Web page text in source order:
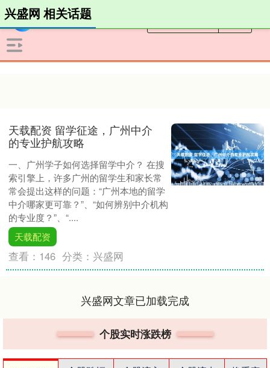
兴盛网 相关话题
天载配资 留学征途，广州中介
的专业护航攻略
一、广州学子如何选择留学中介？ 在搜
索引擎上，许多广州的留学生和家长常
常会提出这样的问题：“广州本地的留学
中介哪家更可靠？”、“如何辨别中介机构
的专业度？”、“....
天载配资
查看： 146 分类： 兴盛网
兴盛网文章已加载完成
个股实时涨跌榜